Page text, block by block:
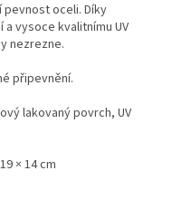
oceli. Díky
vysoce kvalitnímu UV
nezrezne.
připevnění.
lakovaný povrch, UV
× 14 cm